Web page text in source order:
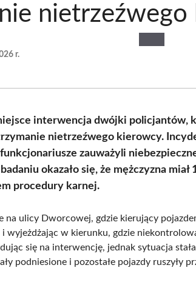
r.
interwencja dwójki policjantów,
nietrzeźwego kierowcy.
zauważyli
okazało się, że mężczyzna
procedury karnej.
na ulicy Dworcowej, gdzie kierujący
wyjeżdżając w kierunku, gdzie
się na interwencję, jednak sytuacja
podniesione i pozostałe pojazdy ruszyły